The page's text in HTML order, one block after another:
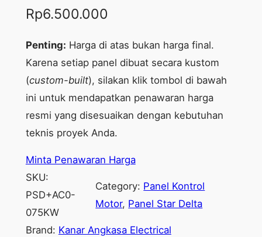
Peringkat
5.00
berdasarka
4
Rp6.500.000
Penting: Harga di atas bukan harga final.
Karena setiap panel dibuat secara kustom
(custom-built), silakan klik tombol di bawah
ini untuk mendapatkan penawaran harga
resmi yang disesuaikan dengan kebutuhan
teknis proyek Anda.
Minta Penawaran Harga
SKU:
PSD+AC0-
075KW
Category: Panel Kontrol
Motor, Panel Star Delta
Brand: Kanar Angkasa Electrical